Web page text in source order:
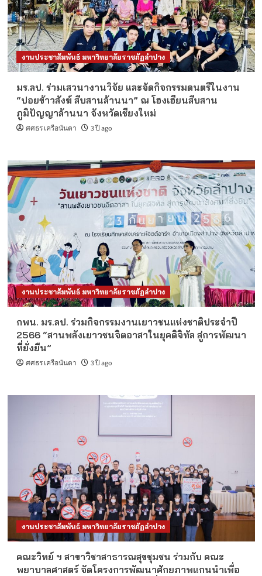
งานประชาสัมพันธ์ มหาวิทยาลัยราชภัฏลำปาง
มร.ลป. ร่วมเสวนางานวิจัย และจัดกิจกรรมดนตรีในงาน
“ปอยข้าวสังฆ์ สืบสานล้านนา” ณ โฮงเฮียนสืบสาน
ภูมิปัญญาล้านนา จังหวัดเชียงใหม่
ศศธร เครือนันตา 3 ปี ago
งานประชาสัมพันธ์ มหาวิทยาลัยราชภัฏลำปาง
กพน. มร.ลป. ร่วมกิจกรรมงานเยาวชนแห่งชาติประจำปี
2566 “สานพลังเยาวชนจิตอาสาในยุคดิจิทัล สู่การพัฒนา
ที่ยั่งยืน”
ศศธร เครือนันตา 3 ปี ago
งานประชาสัมพันธ์ มหาวิทยาลัยราชภัฏลำปาง
คณะวิทย์ ฯ สาขาวิชาสาธารณสุขชุมชน ร่วมกับ คณะ
พยาบาลศาสตร์ จัดโครงการพัฒนาศักยภาพแกนนำเพื่อ